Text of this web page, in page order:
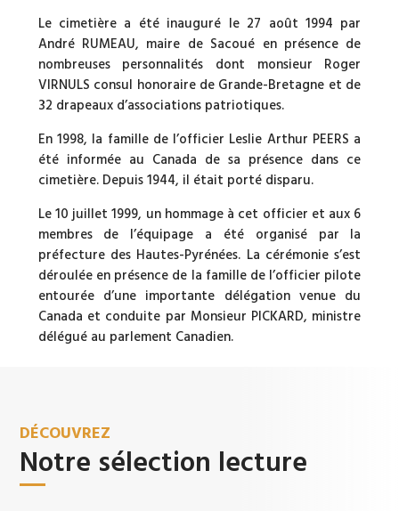
Le cimetière a été inauguré le 27 août 1994 par
André RUMEAU, maire de Sacoué en présence de
nombreuses personnalités dont monsieur Roger
VIRNULS consul honoraire de Grande-Bretagne et de
32 drapeaux d’associations patriotiques.
En 1998, la famille de l’officier Leslie Arthur PEERS a
été informée au Canada de sa présence dans ce
cimetière. Depuis 1944, il était porté disparu.
Le 10 juillet 1999, un hommage à cet officier et aux 6
membres de l’équipage a été organisé par la
préfecture des Hautes-Pyrénées. La cérémonie s’est
déroulée en présence de la famille de l’officier pilote
entourée d’une importante délégation venue du
Canada et conduite par Monsieur PICKARD, ministre
délégué au parlement Canadien.
DÉCOUVREZ
Notre sélection lecture